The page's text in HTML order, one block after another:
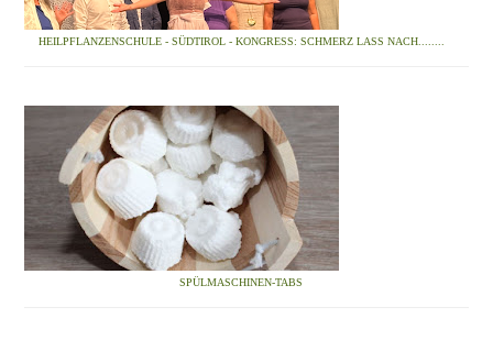
HEILPFLANZENSCHULE - SÜDTIROL - KONGRESS: SCHMERZ LASS NACH........
SPÜLMASCHINEN-TABS